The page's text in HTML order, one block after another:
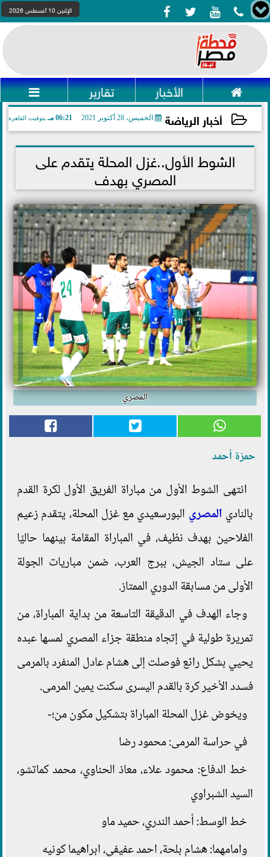
    الإثنين 10 أغسطس 2026
 الأخبار تقارير 
أخبار الرياضة الخميس، 28 أكتوبر 2021 06:21 مـ بتوقيت القاهرة
2021-10-28 18:21:07الشوط الأول..غزل المحلة يتقدم على
المصري بهدف
المصري
حمزة أحمد
انتهى الشوط الأول من مباراة الفريق الأول لكرة القدم
بالنادي المصري البورسعيدي مع غزل المحلة، يتقدم زعيم
الفلاحين بهدف نظيف، في المباراة المقامة بينهما حاليًا
على ستاد الجيش، ببرج العرب، ضمن مباريات الجولة
الأولى من مسابقة الدوري الممتاز.
وجاء الهدف في الدقيقة التاسعة من بداية المباراة، من
تمريرة طولية في إتجاه منطقة جزاء المصري لمسها عبده
يحيي بشكل رائع فوصلت إلى هشام عادل المنفرد بالمرمى
فسدد الأخير كرة بالقدم اليسرى سكنت يمين المرمى.
ويخوض غزل المحلة المباراة بتشكيل مكون من؛-
في حراسة المرمى: محمود رضا
خط الدفاع: محمود علاء، معاذ الحناوي، محمد كماتشو،
السيد الشبراوي
خط الوسط: أحمد الندري، حميد ماو
وامامهما: هشام بلحة، احمد عفيفي، ابراهيما كونيه